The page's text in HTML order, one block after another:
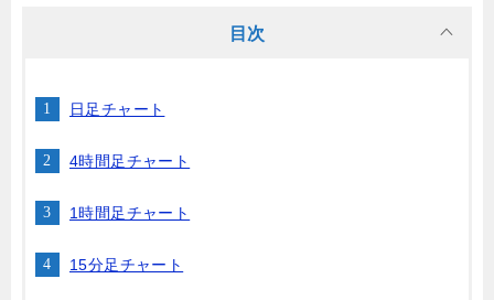
目次
日足チャート
4時間足チャート
1時間足チャート
15分足チャート